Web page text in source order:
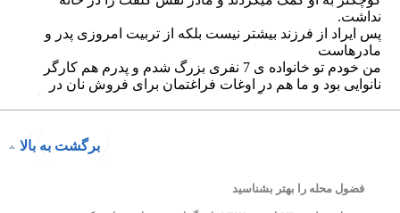
برگشت به بالا
فضول محله را بهتر بشناسید